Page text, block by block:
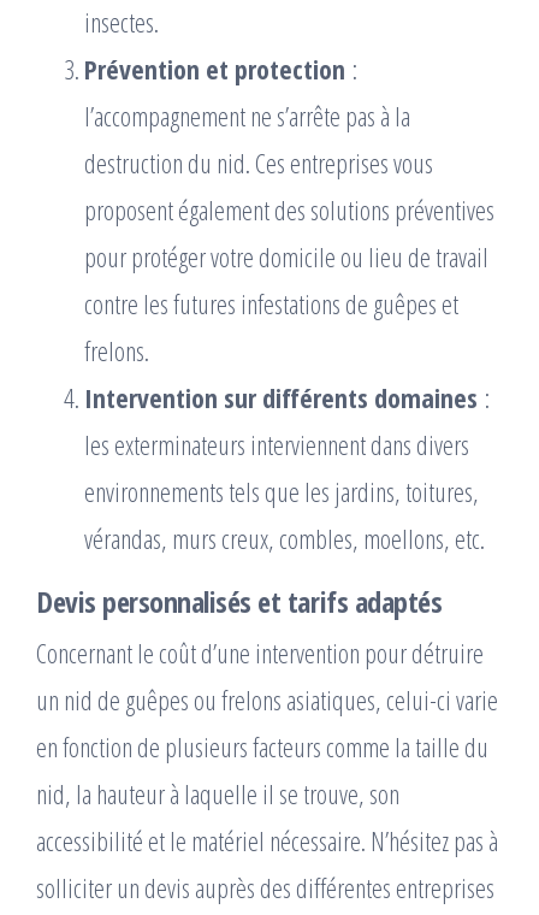
insectes.
Prévention et protection :
l’accompagnement ne s’arrête pas à la
destruction du nid. Ces entreprises vous
proposent également des solutions préventives
pour protéger votre domicile ou lieu de travail
contre les futures infestations de guêpes et
frelons.
Intervention sur différents domaines :
les exterminateurs interviennent dans divers
environnements tels que les jardins, toitures,
vérandas, murs creux, combles, moellons, etc.
Devis personnalisés et tarifs adaptés
Concernant le coût d’une intervention pour détruire
un nid de guêpes ou frelons asiatiques, celui-ci varie
en fonction de plusieurs facteurs comme la taille du
nid, la hauteur à laquelle il se trouve, son
accessibilité et le matériel nécessaire. N’hésitez pas à
solliciter un devis auprès des différentes entreprises